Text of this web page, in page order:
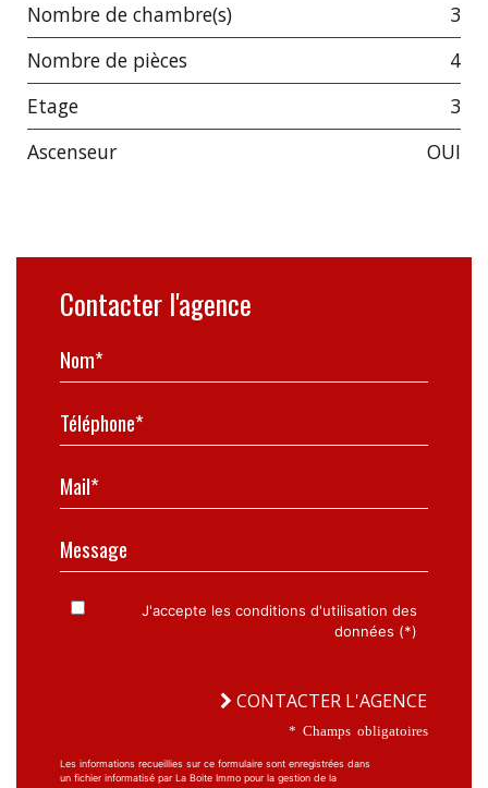
Nombre de chambre(s)
3
Nombre de pièces
4
Etage
3
Ascenseur
OUI
Contacter l'agence
Nom*
Téléphone*
Mail*
Message
J'accepte les conditions d'utilisation des
données (*)
CONTACTER L'AGENCE
* Champs obligatoires
Les informations recueillies sur ce formulaire sont enregistrées dans
un fichier informatisé par La Boite Immo pour la gestion de la